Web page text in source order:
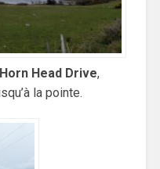
Horn Head Drive,
la pointe.